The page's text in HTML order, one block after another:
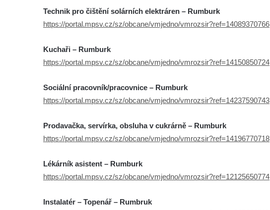
Technik pro čištění solárních elektráren – Rumburk
https://portal.mpsv.cz/sz/obcane/vmjedno/vmrozsir?ref=14089370766
Kuchaři – Rumburk
https://portal.mpsv.cz/sz/obcane/vmjedno/vmrozsir?ref=14150850724
Sociální pracovník/pracovnice – Rumburk
https://portal.mpsv.cz/sz/obcane/vmjedno/vmrozsir?ref=14237590743
Prodavačka, servírka, obsluha v cukrárně – Rumburk
https://portal.mpsv.cz/sz/obcane/vmjedno/vmrozsir?ref=14196770718
Lékárník asistent – Rumburk
https://portal.mpsv.cz/sz/obcane/vmjedno/vmrozsir?ref=12125650774
Instalatér – Topenář – Rumbruk